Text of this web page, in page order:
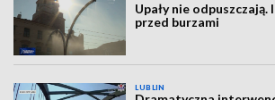
Upały nie
przed burzami
LUBLIN